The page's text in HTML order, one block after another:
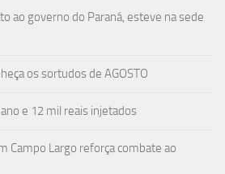
ao governo do Paraná, esteve na sede
os sortudos de AGOSTO
ano e 12 mil reais injetados
Campo Largo reforça combate ao